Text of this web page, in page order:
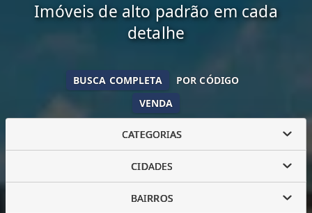
Imóveis de alto padrão em cada
detalhe
VENDA
BUSCA COMPLETA POR CÓDIGO
CATEGORIAS
CIDADES
BAIRROS